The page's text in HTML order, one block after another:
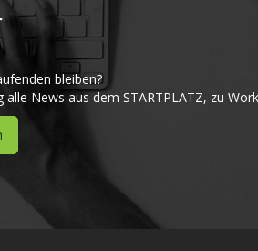
bleiben?
alle News aus dem STARTPLATZ, zu